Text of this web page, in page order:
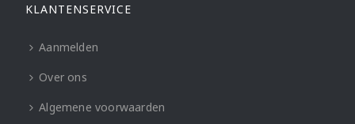
KLANTENSERVICE
Aanmelden
Over ons
Algemene voorwaarden